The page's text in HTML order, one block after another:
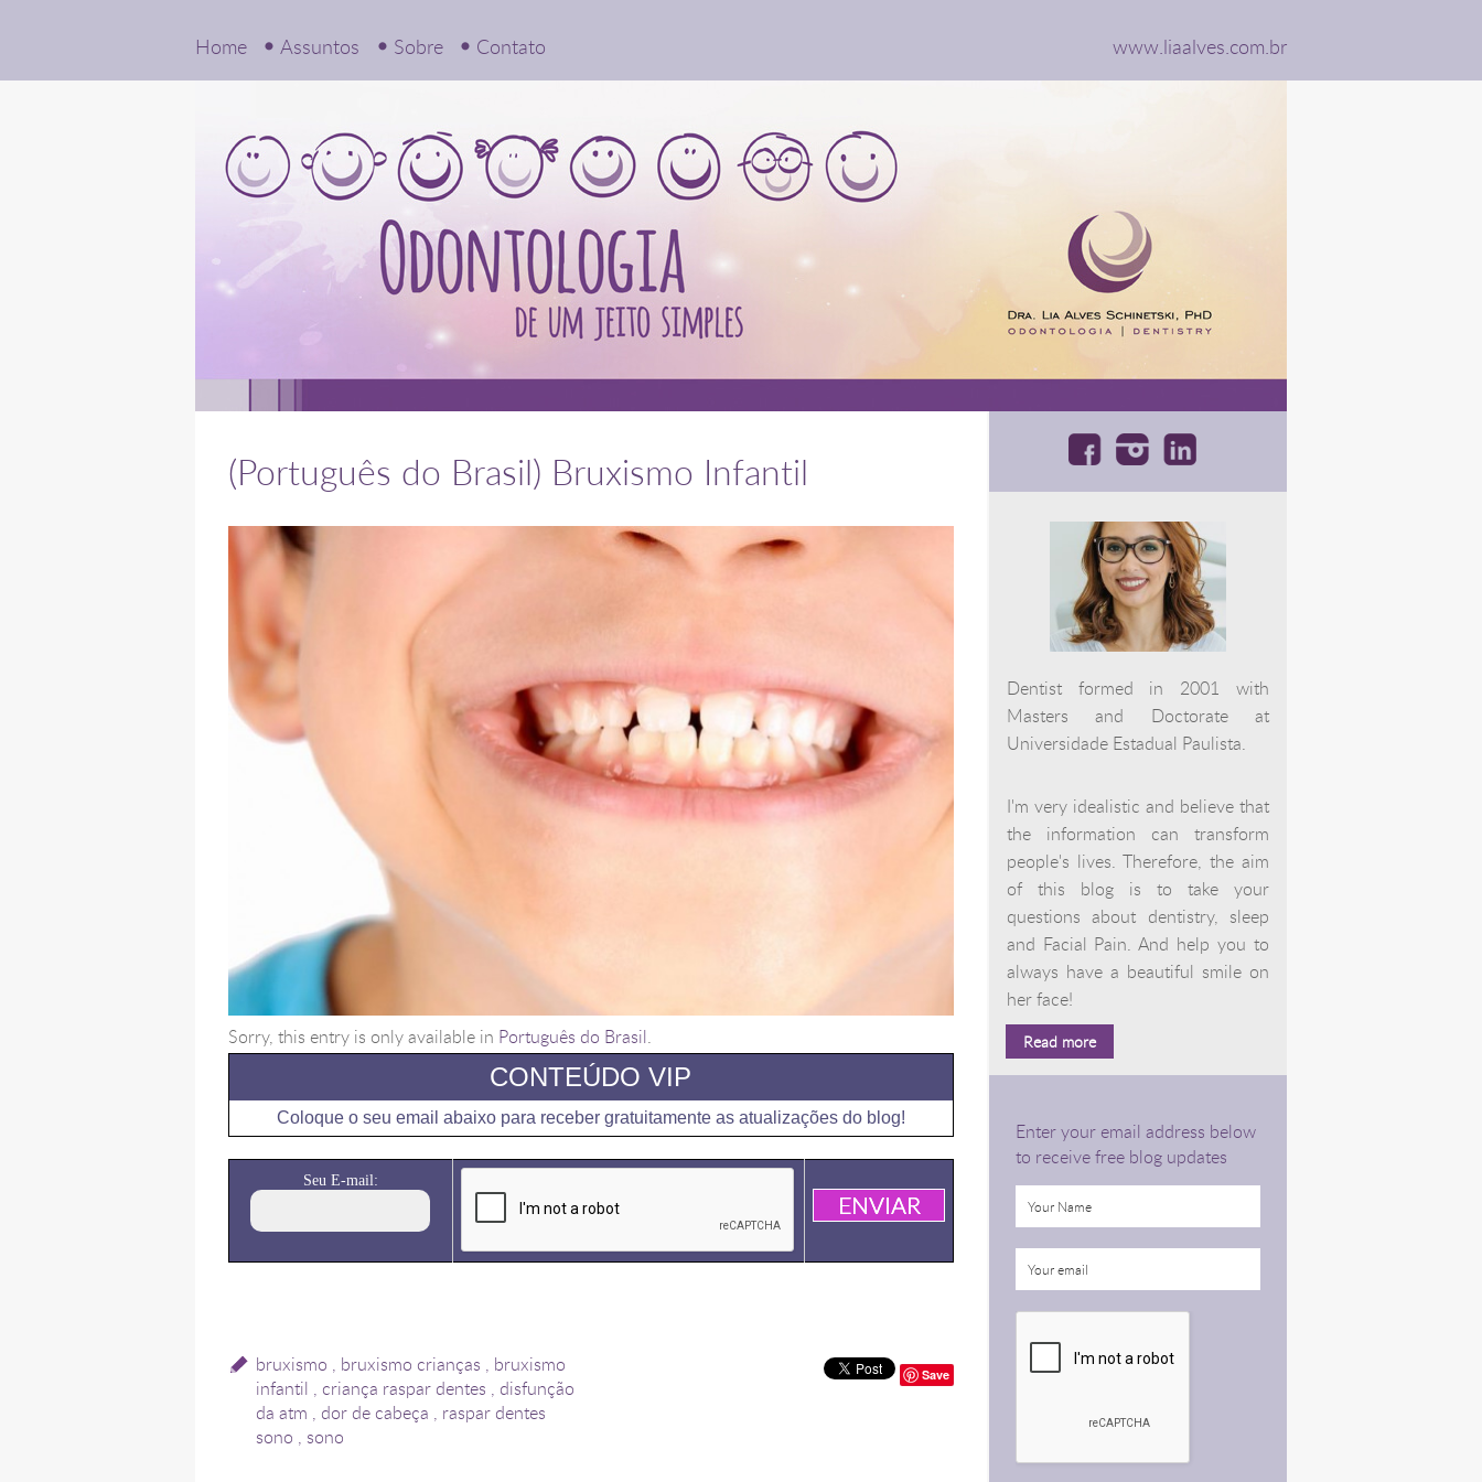
Home Assuntos Sobre Contato www.liaalves.com.br
(Português do Brasil) Bruxismo Infantil
Sorry, this entry is only available in Português do Brasil.
CONTEÚDO VIP
Coloque o seu email abaixo para receber gratuitamente as atualizações do blog!
Seu E-mail:
bruxismo , bruxismo crianças , bruxismo
infantil , criança raspar dentes , disfunção
da atm , dor de cabeça , raspar dentes
sono , sono
Save
Dentist formed in 2001 with
Masters and Doctorate at
Universidade Estadual Paulista.
I'm very idealistic and believe that
the information can transform
people's lives. Therefore, the aim
of this blog is to take your
questions about dentistry, sleep
and Facial Pain. And help you to
always have a beautiful smile on
her face!
Read more
Enter your email address below
to receive free blog updates